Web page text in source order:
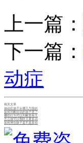
上一篇：
下一篇：
动症
相关文章
抽动症孩子从哪几方面的
如何判断好动的孩子患了
哪些行为可以判断患有儿
怎么做可以预防儿童多动
如何辨别孩子是不是多动